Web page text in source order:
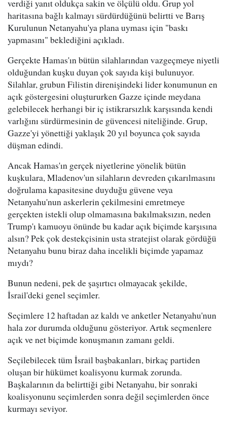
verdiği yanıt oldukça sakin ve ölçülü oldu. Grup yol
haritasına bağlı kalmayı sürdürdüğünü belirtti ve Barış
Kurulunun Netanyahu'ya plana uyması için "baskı
yapmasını" beklediğini açıkladı.
Gerçekte Hamas'ın bütün silahlarından vazgeçmeye niyetli
olduğundan kuşku duyan çok sayıda kişi bulunuyor.
Silahlar, grubun Filistin direnişindeki lider konumunun en
açık göstergesini oluştururken Gazze içinde meydana
gelebilecek herhangi bir iç istikrarsızlık karşısında kendi
varlığını sürdürmesinin de güvencesi niteliğinde. Grup,
Gazze'yi yönettiği yaklaşık 20 yıl boyunca çok sayıda
düşman edindi.
Ancak Hamas'ın gerçek niyetlerine yönelik bütün
kuşkulara, Mladenov'un silahların devreden çıkarılmasını
doğrulama kapasitesine duyduğu güvene veya
Netanyahu'nun askerlerin çekilmesini emretmeye
gerçekten istekli olup olmamasına bakılmaksızın, neden
Trump'ı kamuoyu önünde bu kadar açık biçimde karşısına
alsın? Pek çok destekçisinin usta stratejist olarak gördüğü
Netanyahu bunu biraz daha incelikli biçimde yapamaz
mıydı?
Bunun nedeni, pek de şaşırtıcı olmayacak şekilde,
İsrail'deki genel seçimler.
Seçimlere 12 haftadan az kaldı ve anketler Netanyahu'nun
hala zor durumda olduğunu gösteriyor. Artık seçmenlere
açık ve net biçimde konuşmanın zamanı geldi.
Seçilebilecek tüm İsrail başbakanları, birkaç partiden
oluşan bir hükümet koalisyonu kurmak zorunda.
Başkalarının da belirttiği gibi Netanyahu, bir sonraki
koalisyonunu seçimlerden sonra değil seçimlerden önce
kurmayı seviyor.